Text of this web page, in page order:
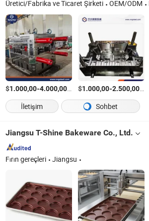
Üretici/Fabrika ve Ticaret Şirketi OEM/ODM
$1.000,00-4.000,00/Ayarla
$1.000,00-2.500,00/
İletişim
Sohbet
Jiangsu T-Shine Bakeware Co., Ltd.
Fırın gereçleri Jiangsu